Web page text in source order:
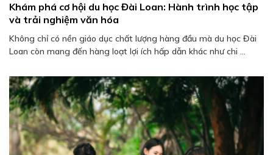
Khám phá cơ hội du học Đài Loan: Hành trình học tập
và trải nghiệm văn hóa
Không chỉ có nền giáo dục chất lượng hàng đầu mà du học Đài
Loan còn mang đến hàng loạt lợi ích hấp dẫn khác như chi ...